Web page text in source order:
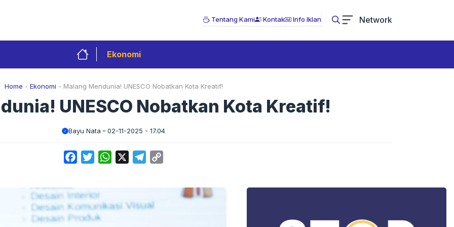
Tentang Kami Kontak Info Iklan Network
Ekonomi
Home - Ekonomi - Malang Mendunia! UNESCO Nobatkan Kota Kreatif!
UNESCO Nobatkan Kota Kreatif!
Bayu Nata 02-11-2025 - 17.04
FacebookTwitterWhatsApp Telegram